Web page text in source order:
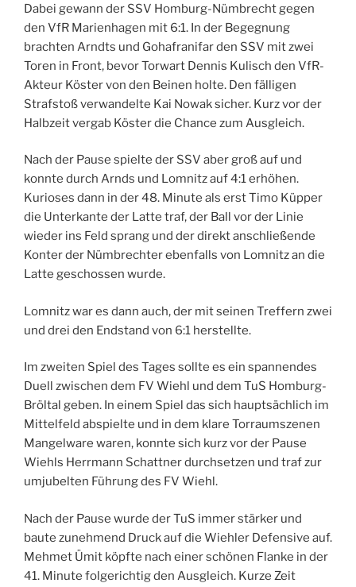
Dabei gewann der SSV Homburg-Nümbrecht gegen
den VfR Marienhagen mit 6:1. In der Begegnung
brachten Arndts und Gohafranifar den SSV mit zwei
Toren in Front, bevor Torwart Dennis Kulisch den VfR-
Akteur Köster von den Beinen holte. Den fälligen
Strafstoß verwandelte Kai Nowak sicher. Kurz vor der
Halbzeit vergab Köster die Chance zum Ausgleich.
Nach der Pause spielte der SSV aber groß auf und
konnte durch Arnds und Lomnitz auf 4:1 erhöhen.
Kurioses dann in der 48. Minute als erst Timo Küpper
die Unterkante der Latte traf, der Ball vor der Linie
wieder ins Feld sprang und der direkt anschließende
Konter der Nümbrechter ebenfalls von Lomnitz an die
Latte geschossen wurde.
Lomnitz war es dann auch, der mit seinen Treffern zwei
und drei den Endstand von 6:1 herstellte.
Im zweiten Spiel des Tages sollte es ein spannendes
Duell zwischen dem FV Wiehl und dem TuS Homburg-
Bröltal geben. In einem Spiel das sich hauptsächlich im
Mittelfeld abspielte und in dem klare Torraumszenen
Mangelware waren, konnte sich kurz vor der Pause
Wiehls Herrmann Schattner durchsetzen und traf zur
umjubelten Führung des FV Wiehl.
Nach der Pause wurde der TuS immer stärker und
baute zunehmend Druck auf die Wiehler Defensive auf.
Mehmet Ümit köpfte nach einer schönen Flanke in der
41. Minute folgerichtig den Ausgleich. Kurze Zeit